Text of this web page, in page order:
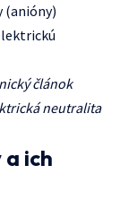
(anióny)
článok
neutralita
ich